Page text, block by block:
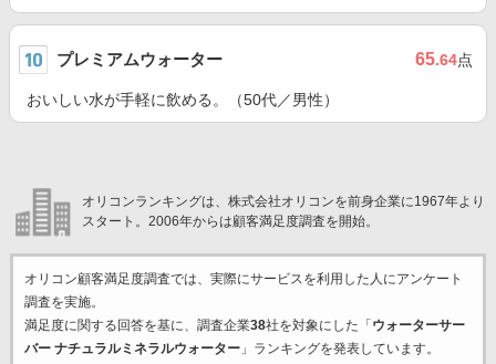
プレミアムウォーター 65.64点
おいしい水が手軽に飲める。（50代／男性）
オリコンランキングは、株式会社オリコンを前身企業に1967年より
スタート。2006年からは顧客満足度調査を開始。
オリコン顧客満足度調査では、実際にサービスを利用した 人にアンケート
調査を実施。
満足度に関する回答を基に、調査企業38社を対象にした「 ウォーターサー
バー ナチュラルミネラルウォーター」ランキングを発表しています。